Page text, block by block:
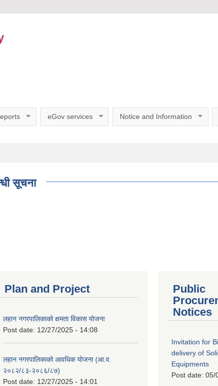
eGov services Notice and Information
सूचना
Plan and Project
लहान नगरपालिकाको क्षमता विकास योजना
Post date: 12/27/2025 - 14:08
लहान नगरपालिकाको आवधिक योजना (आ.व.
२०८२/८३-२०८६/८७)
Post date: 12/27/2025 - 14:01
Public
Notices
Invitation for
delivery of
Equipments
Post date: 05/